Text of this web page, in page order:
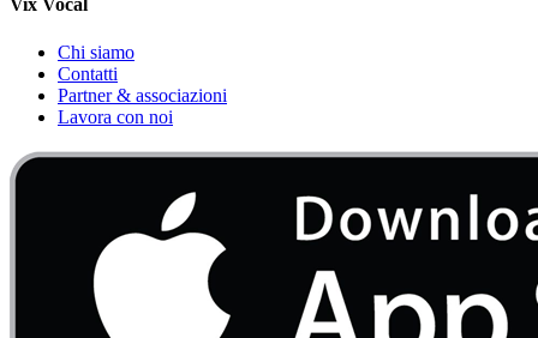
Vix Vocal
Chi siamo
Contatti
Partner & associazioni
Lavora con noi